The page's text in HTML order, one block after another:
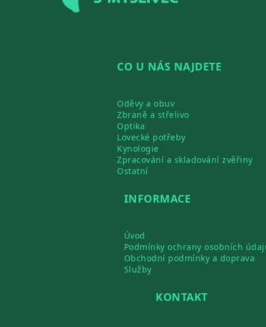
CO U NÁS NAJDETE
Oděvy a obuv
Zbraně a střelivo
Optika
Lovecké potřeby
Kynologie
Zpracování a skladování zvěřiny
Ostatní
INFORMACE
Úvod
Podmínky ochrany osobních
Obchodní podmínky a doprava
Služby
KONTAKT